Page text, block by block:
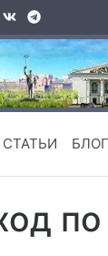
СТАТЬИ